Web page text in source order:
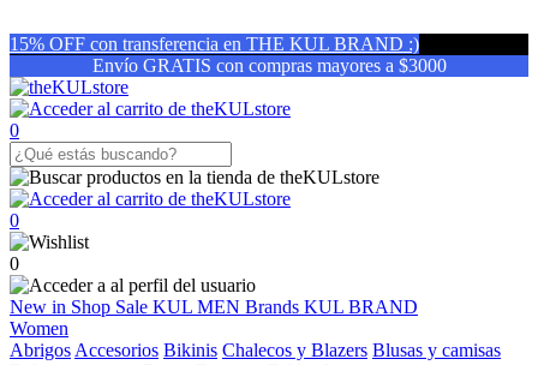
15% OFF con transferencia en THE KUL BRAND :)
Envío GRATIS con compras mayores a $3000
0
0
0
New in Shop Sale KUL MEN Brands KUL BRAND
Women
Abrigos Accesorios Bikinis Chalecos y Blazers Blusas y camisas